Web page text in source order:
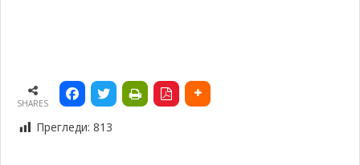
SHARES
Прегледи: 813